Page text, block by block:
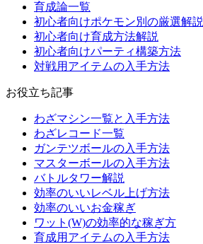
育成論一覧
初心者向けポケモン別の厳選解説
初心者向け育成方法解説
初心者向けパーティ構築方法
対戦用アイテムの入手方法
お役立ち記事
わざマシン一覧と入手方法
わざレコード一覧
ガンテツボールの入手方法
マスターボールの入手方法
バトルタワー解説
効率のいいレベル上げ方法
効率のいいお金稼ぎ
ワット(W)の効率的な稼ぎ方
育成用アイテムの入手方法